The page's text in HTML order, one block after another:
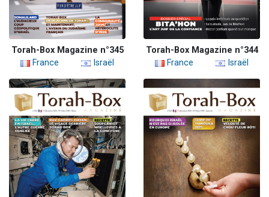
Torah-Box Magazine n°345
France
Israël
Torah-Box Magazine n°344
France
Israël